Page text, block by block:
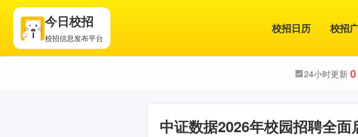
今日校招
校招信息发布平台
校招日历 校招
24小时更新 0
中证数据2026年校园招聘全面